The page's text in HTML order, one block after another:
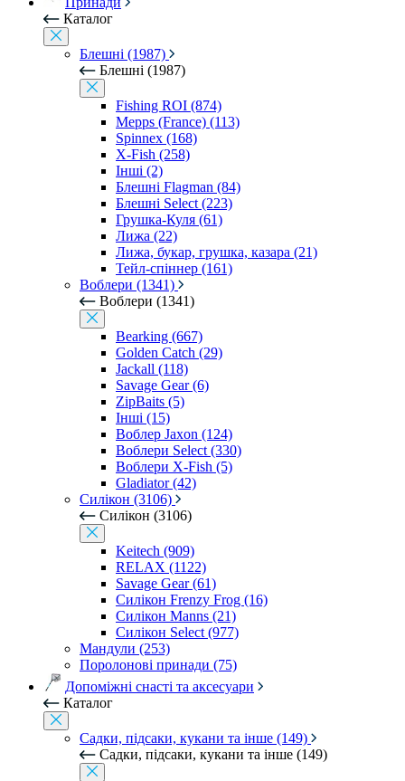
Каталог
Блешні (1987)
Блешні (1987)
Fishing ROI (874)
Mepps (France) (113)
Spinnex (168)
X-Fish (258)
Інші (2)
Блешні Flagman (84)
Блешні Select (223)
Грушка-Куля (61)
Лижа (22)
Лижа, букар, грушка, казара (21)
Тейл-спіннер (161)
Воблери (1341)
Воблери (1341)
Bearking (667)
Golden Catch (29)
Jackall (118)
Savage Gear (6)
ZipBaits (5)
Інші (15)
Воблер Jaxon (124)
Воблери Select (330)
Воблери X-Fish (5)
Gladiator (42)
Силікон (3106)
Силікон (3106)
Keitech (909)
RELAX (1122)
Savage Gear (61)
Силікон Frenzy Frog (16)
Силікон Manns (21)
Силікон Select (977)
Мандули (253)
Поролонові принади (75)
Допоміжні снасті та аксесуари
Каталог
Садки, підсаки, кукани та інше (149)
Садки, підсаки, кукани та інше (149)